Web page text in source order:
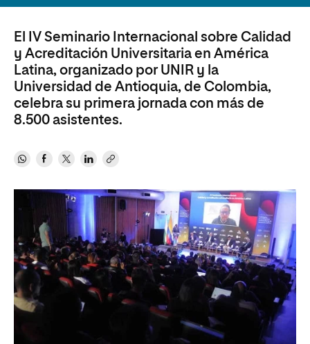
El IV Seminario Internacional sobre Calidad
y Acreditación Universitaria en América
Latina, organizado por UNIR y la
Universidad de Antioquia, de Colombia,
celebra su primera jornada con más de
8.500 asistentes.